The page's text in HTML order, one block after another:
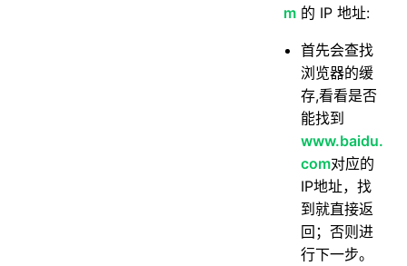
m 的 IP 地址:
首先会查找
浏览器的缓
存,看看是否
能找到
www.baidu.
com对应的
IP地址，找
到就直接返
回；否则进
行下一步。